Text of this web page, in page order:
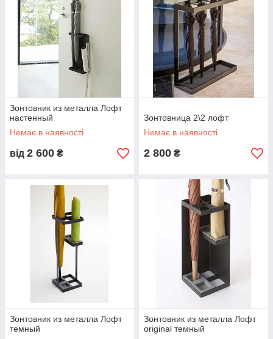
Зонтовник из металла Лофт
настенный
Немає в наявності
від 2 600 ₴
Зонтовница 2\2 лофт
Немає в наявності
2 800 ₴
Зонтовник из металла Лофт
темный
Зонтовник из металла Лофт
original темный